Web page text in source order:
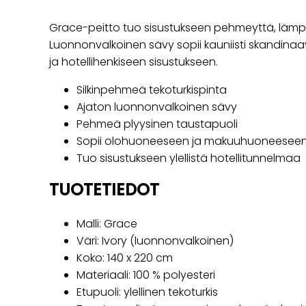
Grace-peitto tuo sisustukseen pehmeyttä,
Luonnonvalkoinen sävy sopii kauniisti
ja hotellihenkiseen sisustukseen.
Silkinpehmeä tekoturkispinta
Ajaton luonnonvalkoinen sävy
Pehmeä plyysinen taustapuoli
Sopii olohuoneeseen ja
Tuo sisustukseen ylellistä hotellitunnelmaa
TUOTETIEDOT
Malli: Grace
Väri: Ivory (luonnonvalkoinen)
Koko: 140 x 220 cm
Materiaali: 100 % polyesteri
Etupuoli: ylellinen tekoturkis